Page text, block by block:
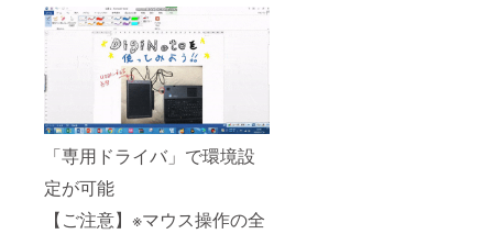
「専用ドライバ」で環境設
定が可能
【ご注意】※マウス操作の全